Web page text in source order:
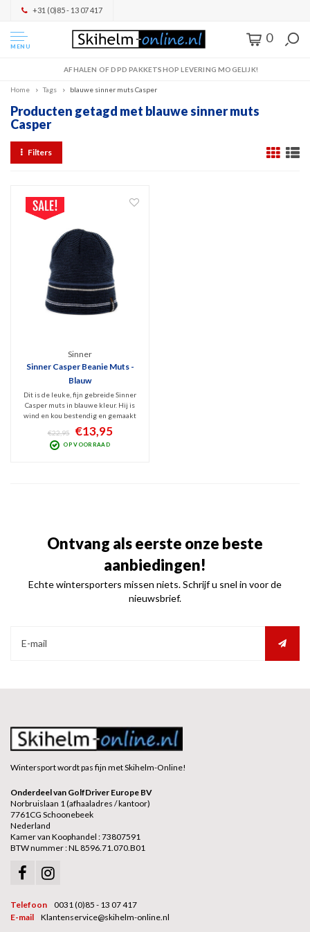
+31 (0)85 - 13 07 417
MENU
0
AFHALEN OF DPD PAKKETSHOP LEVERING MOGELIJK!
Home Tags blauwe sinner muts Casper
Producten getagd met blauwe sinner muts
Casper
Filters
Sinner
Sinner Casper Beanie Muts -
Blauw
Dit is de leuke, fijn gebreide Sinner
Casper muts in blauwe kleur. Hij is
wind en kou bestendig en gemaakt
van 100% zacht en warm Acryl. Het
Sinner logo is subtiel op de rand
aanwezig. Deze One Size Fits All,
€22,95 €13,95
OP VOORRAAD
Ontvang als eerste onze beste
aanbiedingen!
Echte wintersporters missen niets. Schrijf u snel in voor de
nieuwsbrief.
Wintersport wordt pas fijn met Skihelm-Online!
Onderdeel van GolfDriver Europe BV
Norbruislaan 1 (afhaaladres / kantoor)
7761CG Schoonebeek
Nederland
Kamer van Koophandel : 73807591
BTW nummer : NL 8596.71.070.B01
Telefoon
0031 (0)85 - 13 07 417
E-mail
Klantenservice@skihelm-online.nl